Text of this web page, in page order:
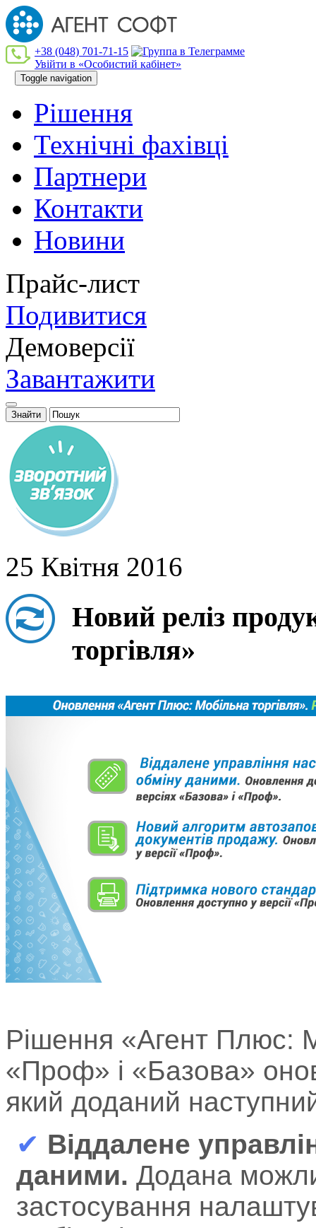
+38 (048) 701-71-15
Увійти в «Особистий кабінет»
Toggle navigation
Рішення
Технiчнi фахiвцi
Партнери
Контакти
Новини
Прайс-лист
Подивитися
Демоверсії
Завантажити
25 Квітня 2016
Новий реліз
торгівля»
Рішення «Агент Плюс:
«Проф» і «Базова»
який доданий
✔ Віддалене
даними. Додана
застосування